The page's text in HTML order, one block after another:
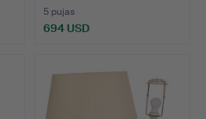
5 pujas
694 USD